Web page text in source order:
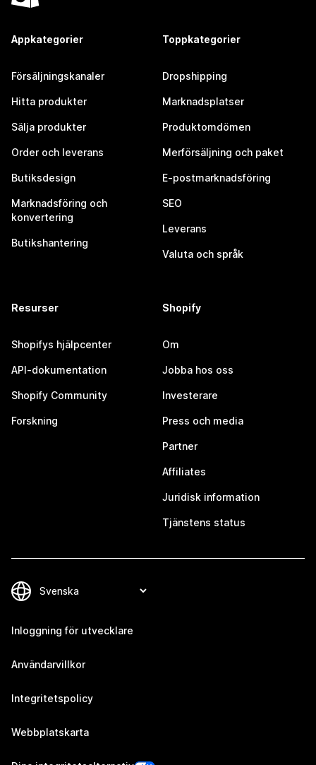
Appkategorier
Försäljningskanaler
Hitta produkter
Sälja produkter
Order och leverans
Butiksdesign
Marknadsföring och
konvertering
Butikshantering
Toppkategorier
Dropshipping
Marknadsplatser
Produktomdömen
Merförsäljning och paket
E-postmarknadsföring
SEO
Leverans
Valuta och språk
Resurser
Shopifys hjälpcenter
API-dokumentation
Shopify Community
Forskning
Shopify
Om
Jobba hos oss
Investerare
Press och media
Partner
Affiliates
Juridisk information
Tjänstens status
Inloggning för utvecklare
Användarvillkor
Integritetspolicy
Webbplatskarta